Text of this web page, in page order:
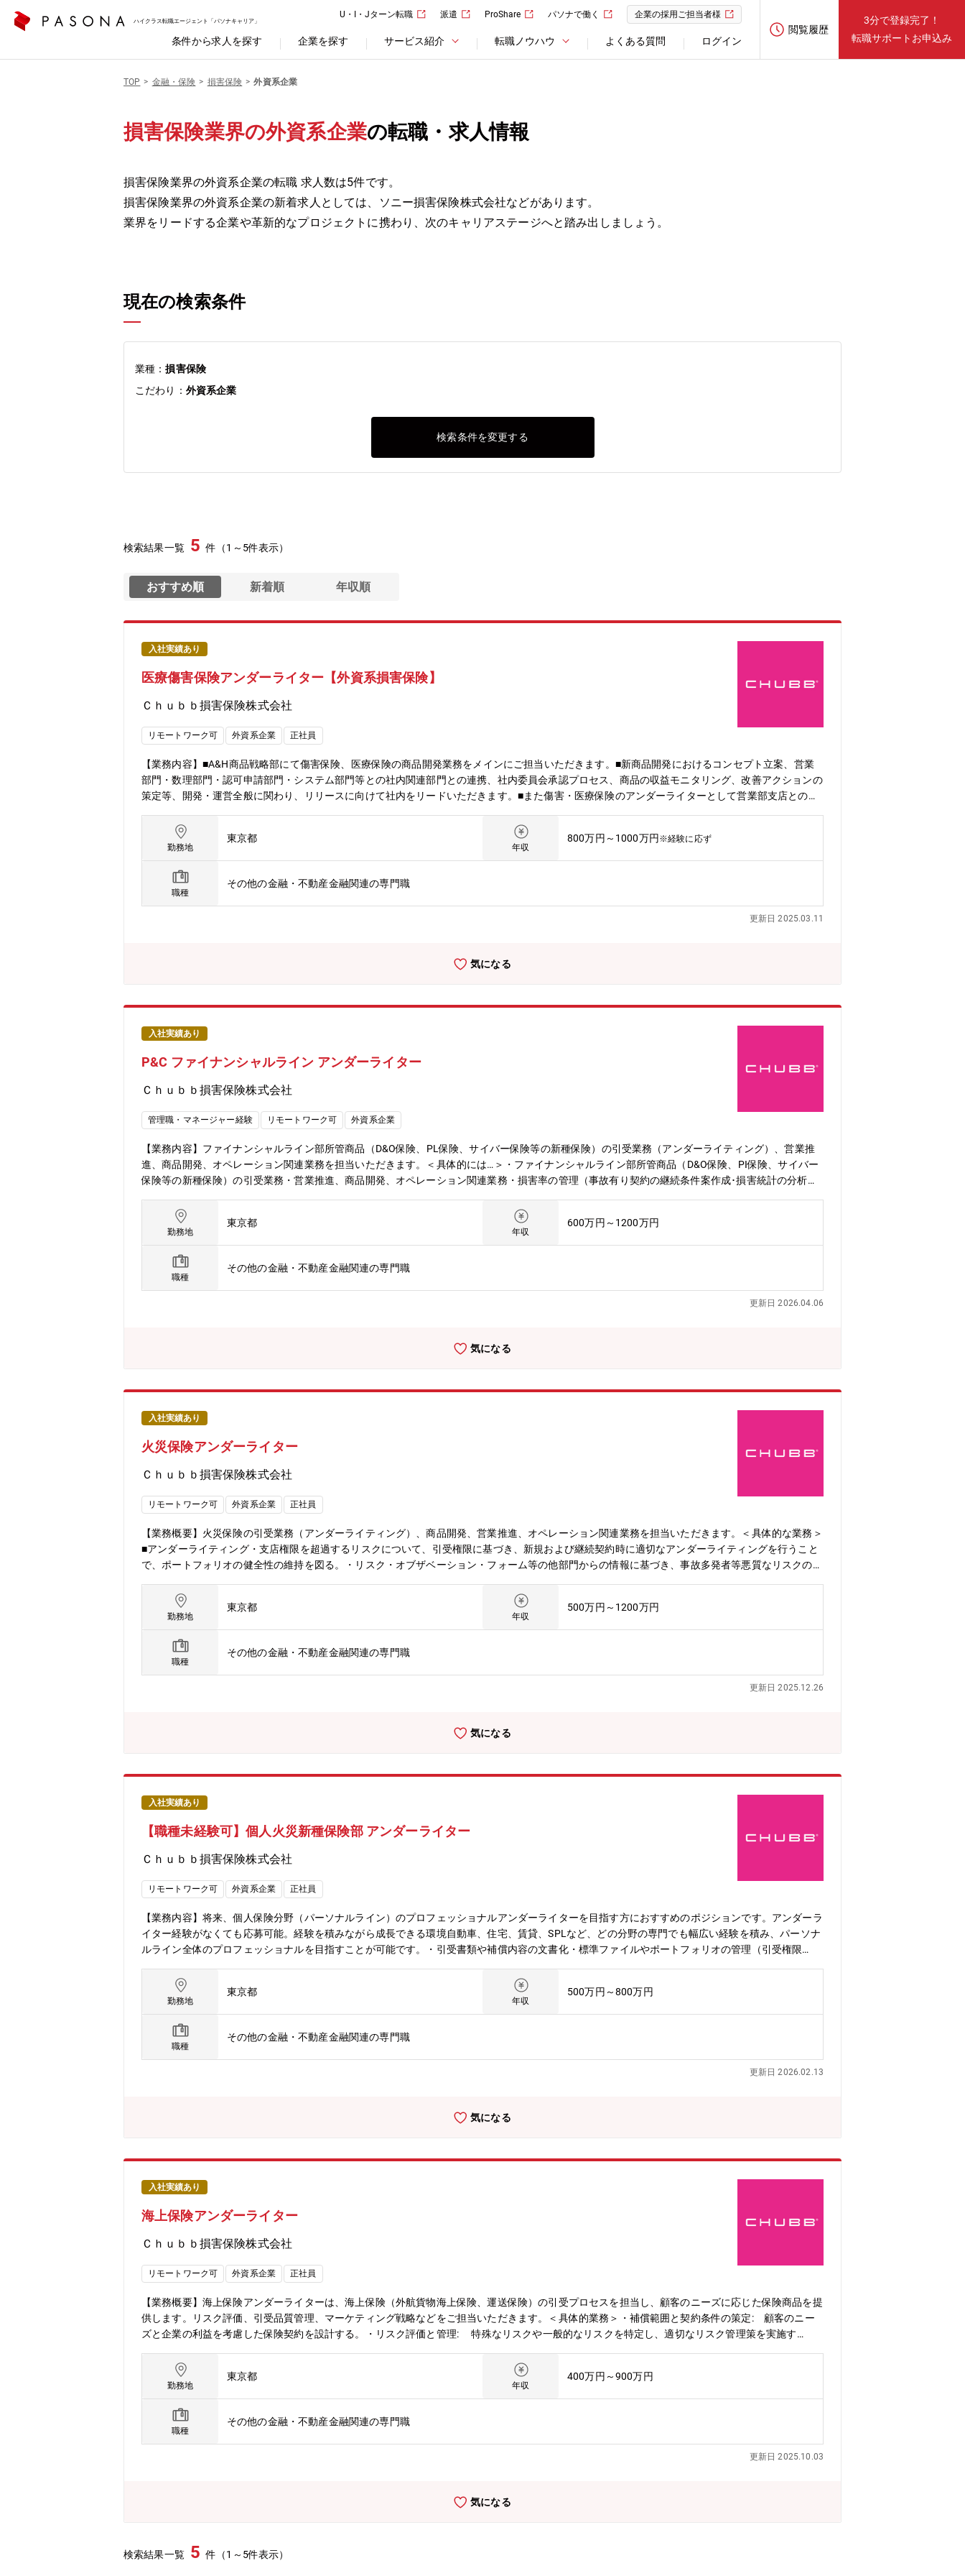
ハイクラス転職エージェント「パソナキャリア」
U・I・Jターン転職 派遣 ProShare パソナで働く 企業の採用ご担当者様
条件から求人を探す 企業を探す サービス紹介 転職ノウハウ よくある質問 ログイン
閲覧履歴
3分で登録完了！
転職サポートお申込み
TOP 金融・保険 損害保険 外資系企業
損害保険業界の外資系企業の転職・求人情報
損害保険業界の外資系企業の転職 求人数は5件です。
損害保険業界の外資系企業の新着求人としては、ソニー損害保険株式会社などがあります。
業界をリードする企業や革新的なプロジェクトに携わり、次のキャリアステージへと踏み出しましょう。
現在の検索条件
業種：損害保険
こだわり： 外資系企業
検索条件を変更する
検索結果一覧 5 件（1～5件表示）
おすすめ順 新着順 年収順
入社実績あり
医療傷害保険アンダーライター【外資系損害保険】
Ｃｈｕｂｂ損害保険株式会社
リモートワーク可 外資系企業 正社員
【業務内容】■A&H商品戦略部にて傷害保険、医療保険の商品開発業務をメインにご担当いただきます。■新商品開発におけるコンセプト立案、営業
部門・数理部門・認可申請部門・システム部門等との社内関連部門との連携、社内委員会承認プロセス、商品の収益モニタリング、改善アクションの
策定等、開発・運営全般に関わり、リリースに向けて社内をリードいただきます。■また傷害・医療保険のアンダーライターとして営業部支店との連
率の管理（事故有り契約の継続条件案作成･損害統計の分析・損害率改善策の具申、ポートフォリオレビューに基づくアクションの実施）・営業部門
と連携し、営業推進策を立案、実行・関連各部署と連携した社内Projectによる業務改善【配属組織について】■A＆H商品戦略部（9名※女性2名・男
性7名・平均年齢40代半ば）■商品開発中心のメンバーと引受業務中心のメンバーに分かれておりますがそれぞれがどちらの業務も担当しておりま
す。■週3日出勤、2日在宅勤務の体制です。■オフィスの改修が行われ、きれいなフリーアドレス制のオフィスです。■業績好調につき来期に向けの増
員のため、募集を行っております。【キャリアパス】当部署でリーダー、マネージャーを目指していただくことが一般的ですが、ご本人の意向次第
で、営業職や管理部門への異動も可能です。社内公募制度もありますので、様々な挑戦が可能です。【魅力】★世界最大級の外資系損害保険会社：同
社は日本市場に進出し2020年で100周年を迎え、安定した財務基盤をベースに事業を運営しています。54ヶ国で事業を展開する世界最大級の損害保
コミュニケーションをとり業務を進めています。また穏やかな社員が多く、オープンな環境で裁量権をもって業務に取り組んでいただけます。★安定
勤務地
東京都
年収
800万円～1000万円 ※経験に応ず
職種
その他の金融・不動産金融関連の専門職
更新日 2025.03.11
気になる
入社実績あり
P&C ファイナンシャルライン アンダーライター
Ｃｈｕｂｂ損害保険株式会社
管理職・マネージャー経験 リモートワーク可 外資系企業
【業務内容】ファイナンシャルライン部所管商品（D&O保険、PL保険、サイバー保険等の新種保険）の引受業務（アンダーライティング）、営業推
進、商品開発、オペレーション関連業務を担当いただきます。＜具体的には…＞・ファイナンシャルライン部所管商品（D&O保険、PI保険、サイバー
保険等の新種保険）の引受業務・営業推進、商品開発、オペレーション関連業務・損害率の管理（事故有り契約の継続条件案作成･損害統計の分析・
ojectによる業務改善【配属組織について】P＆C本部/ファイナンシャルライン部 8名幅広い年代の方が在籍され活躍されています。【キャリアパ
ス】当部門でのマネージャーを目指していただくのが一般的ですが、ご本人のご希望により、他の保険ラインのアンダーライターへの転向や営業職へ
の転向も可能です。社内公募制度もありますので、管理部門や損害サービス部門への挑戦も可能です。【魅力】★世界最大級の外資系損害保険会社：
同社は日本市場に進出し2020年で100周年を迎え、安定した財務基盤をベースに事業を運営しています。54ヶ国で事業を展開する世界最大級の損害
保険会社であり、アメリカを中心に海外では広く知られている企業です。★高い成長性：チャブグループは時価総額最大級の上場損害保険会社として
過去17年間で8倍の成長を遂げています。★穏やかでフラットな社風：雰囲気はフラットでマネジメントとも近く、アットホームさもあり、社員同士
がコミュニケーションをとり業務を進めています。また穏やかな社員が多く、オープンな環境で裁量権をもって業務に取り組んでいただけます。★安
勤務地
東京都
年収
600万円～1200万円
職種
その他の金融・不動産金融関連の専門職
更新日 2026.04.06
気になる
入社実績あり
火災保険アンダーライター
Ｃｈｕｂｂ損害保険株式会社
リモートワーク可 外資系企業 正社員
【業務概要】火災保険の引受業務（アンダーライティング）、商品開発、営業推進、オペレーション関連業務を担当いただきます。＜具体的な業務＞
■アンダーライティング・支店権限を超過するリスクについて、引受権限に基づき、新規および継続契約時に適切なアンダーライティングを行うこと
で、ポートフォリオの健全性の維持を図る。・リスク・オブザベーション・フォーム等の他部門からの情報に基づき、事故多発者等悪質なリスクの排
において、商品内容の策定、業務フローの策定、システム開発の企画、規定の整備、営業保険料率の決定、帳票類および募集文書の作成・管理等、商
品のライフサイクルに係る一連の業務を行う。■トップラインへの貢献営業部門と協力し、新規チャネルの開拓および既存チャネルの掘り起こしに必
要な各種施策の支援を行う。■ 異例計上の管理・ 異例計上の申請に対して、申請理由を精査し、認否の決定を行う。・営業部支店と協力し、異例計上
の件数を抑制するために対策を講じる。■外部関連機関への報告と必要な委員会等への出席損害保険料率算出機構、外国損害保険協会、日本損害保険
協会等への報告と指定された委員会に出席し、必要に応じて情報を社内関係者に連携する。【入社後の教育】初め2日間は人事部で行う入社オリエン
テーションにご参加いただき、当社社員として必要な知識を身に着けていただきます。その後部門の研修では、OJTで実務を通して必要なスキルを身
に着けていただきます。【組織について】火災保険部は現在11名の組織です。業績好調なため増員中です。男性9名、女性2名で、海外のチームから
キャリア例１営業職で入社（新卒、院卒）－ 7年目：アンダーライター職に転向－ 10年目：P&C本部長に昇格■キャリア例２アンダーライターと
★穏やかでフラットな社風：雰囲気はフラットでマネジメントとも近く、アットホームさもあり、社員同士がコミュニケーションをとり業務を進めて
6% と高い支払い能力を持っております。※「保険金等の支払い 能力の充実の状況が適当である」とされる基準 200%★中途社員が馴染みやすい社
働きやすい環境です。
勤務地
東京都
年収
500万円～1200万円
職種
その他の金融・不動産金融関連の専門職
更新日 2025.12.26
気になる
入社実績あり
【職種未経験可】個人火災新種保険部 アンダーライター
Ｃｈｕｂｂ損害保険株式会社
リモートワーク可 外資系企業 正社員
【業務内容】将来、個人保険分野（パーソナルライン）のプロフェッショナルアンダーライターを目指す方におすすめのポジションです。アンダーラ
イター経験がなくても応募可能。経験を積みながら成長できる環境自動車、住宅、賃貸、SPLなど、どの分野の専門でも幅広い経験を積み、パーソナ
ルライン全体のプロフェッショナルを目指すことが可能です。・引受書類や補償内容の文書化・標準ファイルやポートフォリオの管理（引受権限
時に適切なアンダーライティングを行うことで、ポートフォリオの健全性の維持を図る。【魅力】★世界最大級の外資系損害保険会社：同社は日本市
場に進出し2020年で100周年を迎え、安定した財務基盤をベースに事業を運営しています。54ヶ国で事業を展開する世界最大級の損害保険会社であ
り、アメリカを中心に海外では広く知られている企業です。★高い成長性：チャブグループは時価総額最大級の上場損害保険会社として過去17年間
で8倍の成長を遂げています。★穏やかでフラットな社風：雰囲気はフラットでマネジメントとも近く、アットホームさもあり、社員同士がコミュニ
ケーションをとり業務を進めています。また穏やかな社員が多く、オープンな環境で裁量権をもって業務に取り組んでいただけます。★安定性：ソル
ベンシーマージン比率1,105.6% と高い支払い能力を持っております。※「保険金等の支払い 能力の充実の状況が適当である」とされる基準 200%★
中途社員が馴染みやすい社風：中途採用比率98％（2022年度採用実績）と中途で入社をしても馴染みやすい社風です。★実働7時間、テレワークあり
勤務地
東京都
年収
500万円～800万円
職種
その他の金融・不動産金融関連の専門職
更新日 2026.02.13
気になる
入社実績あり
海上保険アンダーライター
Ｃｈｕｂｂ損害保険株式会社
リモートワーク可 外資系企業 正社員
【業務概要】海上保険アンダーライターは、海上保険（外航貨物海上保険、運送保険）の引受プロセスを担当し、顧客のニーズに応じた保険商品を提
供します。リスク評価、引受品質管理、マーケティング戦略などをご担当いただきます。＜具体的業務＞・補償範囲と契約条件の策定: 顧客のニー
ズと企業の利益を考慮した保険契約を設計する。・リスク評価と管理: 特殊なリスクや一般的なリスクを特定し、適切なリスク管理策を実施す
ンテーションや交渉を通じて、保険商品の販売を促進する。・システムの使用: システムを用いて業務遂行に必要な登録、確認を行う。・ビジネスマ
インドセット: 新しいアイデアを創出し、革新的なサービスを提案する。・コミュニケーション: 主に営業部門とのコミュニケーションをはかり、必
要な情報の共有をする。営業担当者と共に、代理店、ブローカー、クライアントへの同行で直接ヒアリングを行う。多様な文化を尊重し、オープンか
つ柔軟なコミュニケーションを行う。【組織について】海上保険部は5名の組織です。男性3名、女性2名の構成です。30代から60代まで各年代の方が
所属していて落ち着いた雰囲気のチームです。【キャリアパス】当部門でのマネージャーを目指していただくのが一般的ですが、ご本人のご希望によ
り、他の保険ラインのアンダーライターへの転向や営業職への転向も可能です。社内公募制度もありますので、管理部門や損害サービス部門への挑戦
も可能です。【魅力】★世界最大級の外資系損害保険会社：同社は日本市場に進出し2020年で100周年を迎え、安定した財務基盤をベースに事業を運
でマネジメントとも近く、アットホームさもあり、社員同士がコミュニケーションをとり業務を進めています。また穏やかな社員が多く、オープンな
途で入社をしても馴染みやすい社風です。★実働7時間、テレワークあり（週2日）、残業も少なく働きやすい環境です。
勤務地
東京都
年収
400万円～900万円
職種
その他の金融・不動産金融関連の専門職
更新日 2025.10.03
気になる
検索結果一覧 5 件（1～5件表示）